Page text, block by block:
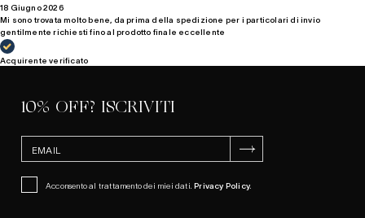
18 Giugno 2026
Mi sono trovata molto bene, da prima della spedizione per i particolari di invio
gentilmente richiesti fino al prodotto finale eccellente
Acquirente verificato
10% OFF? ISCRIVITI
Acconsento al trattamento dei miei dati.Privacy Policy